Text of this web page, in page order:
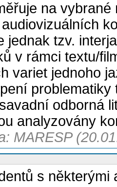
na
jednak tzv.
v rámci textu/
variet jednoho
odborná
analyzovány
MARESP
s